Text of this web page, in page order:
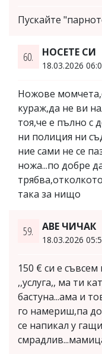
Пускайте
60. НОСЕТЕ СИ
18.03.2026
Ножове
кураж,да не ви
тоя,че е пълно с
ни полиция ни
ние сами не се
ножа...по добре
така за нищо
59. АВЕ ЧИЧАК
18.03.2026
150 € си е
,,услуга,, ма ти
бастуна...ама и
го намериш,па
се напикал у